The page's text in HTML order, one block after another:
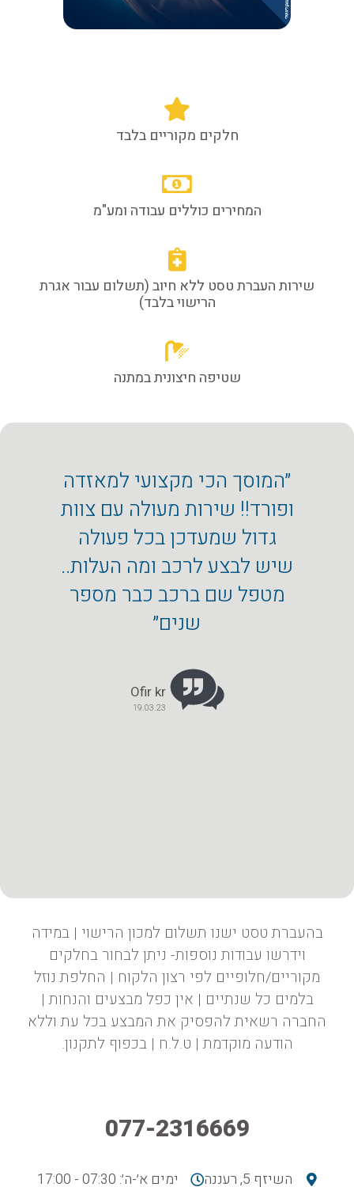
חלקים מקוריים בלבד
המחירים כוללים עבודה ומע"מ
שירות העברת טסט ללא חיוב (תשלום עבור אגרת
הרישוי בלבד)
שטיפה חיצונית במתנה
״המוסך הכי מקצועי למאזדה
ופורד!! שירות מעולה עם צוות
גדול שמעדכן בכל פעולה
שיש לבצע לרכב ומה העלות..
מטפל שם ברכב כבר מספר
שנים״
Ofir kr
19.03.23
בהעברת טסט ישנו תשלום למכון הרישוי | במידה
וידרשו עבודות נוספות- ניתן לבחור בחלקים
מקוריים/חלופיים לפי רצון הלקוח | החלפת נוזל
בלמים כל שנתיים | אין כפל מבצעים והנחות |
החברה רשאית להפסיק את המבצע בכל עת וללא
הודעה מוקדמת | ט.ל.ח | בכפוף לתקנון.
077-2316669
השיזף 5, רעננה ימים א׳-ה׳: 07:30 - 17:00